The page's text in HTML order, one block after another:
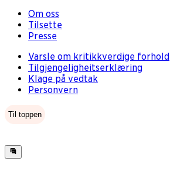
Om oss
Tilsette
Presse
Varsle om kritikkverdige forhold
Tilgjengeligheitserklæring
Klage på vedtak
Personvern
Til toppen